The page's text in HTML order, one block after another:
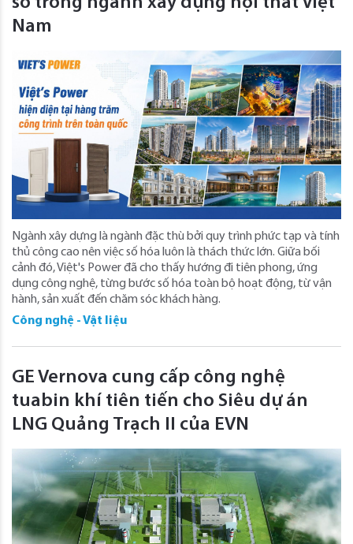
Nam
Ngành xây dựng là ngành đặc thù bởi quy trình phức tạp và tính
thủ công cao nên việc số hóa luôn là thách thức lớn. Giữa bối
cảnh đó, Việt's Power đã cho thấy hướng đi tiên phong, ứng
dụng công nghệ, từng bước số hóa toàn bộ hoạt động, từ vận
hành, sản xuất đến chăm sóc khách hàng.
Công nghệ - Vật liệu
GE Vernova cung cấp công nghệ
tuabin khí tiên tiến cho Siêu dự án
LNG Quảng Trạch II của EVN